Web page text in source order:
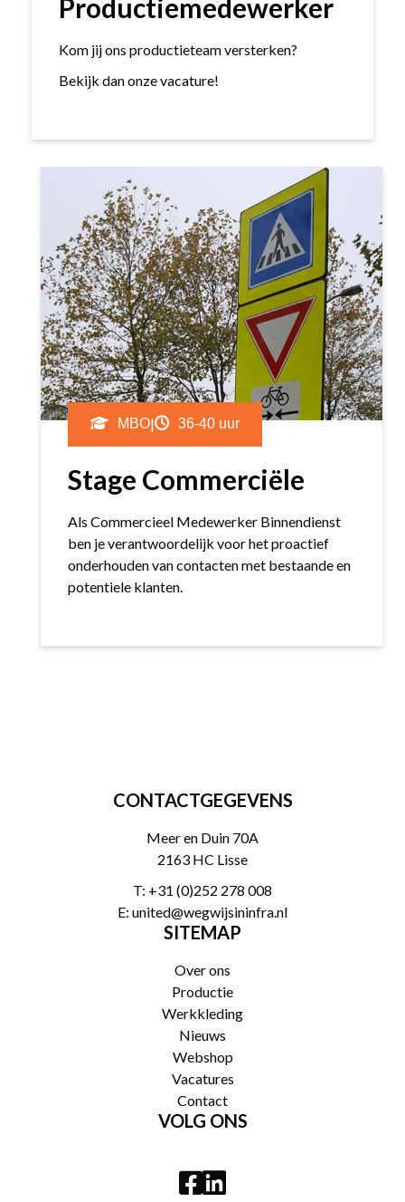
Productiemedewerker
Kom jij ons productieteam versterken?
Bekijk dan onze vacature!
Stage Commerciële
Als Commercieel Medewerker Binnendienst
ben je verantwoordelijk voor het proactief
onderhouden van contacten met bestaande en
potentiele klanten.
MBO| 36-40 uur
CONTACTGEGEVENS
Meer en Duin 70A
2163 HC Lisse
T: +31 (0)252 278 008
E: united@wegwijsininfra.nl
SITEMAP
Over ons
Productie
Werkkleding
Nieuws
Webshop
Vacatures
Contact
VOLG ONS